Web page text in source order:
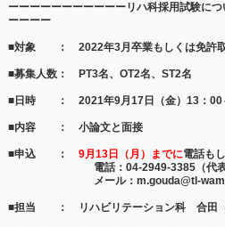
ーーーーーーーーーーーリハ科採用試験に
ーーーー
■対象 ： 2022年3月卒業もしくは免許取
■募集人数： PT3名、OT2名、ST2名
■日時 ： 2021年9月17日（金）13：00
■内容 ： 小論文と面接
■申込 ： 9月13日（月）までに電話も
電話：04-2949-3385（代表
メール：m.gouda@tl-wam.or.jp
■担当 ： リハビリテーション科 合田（